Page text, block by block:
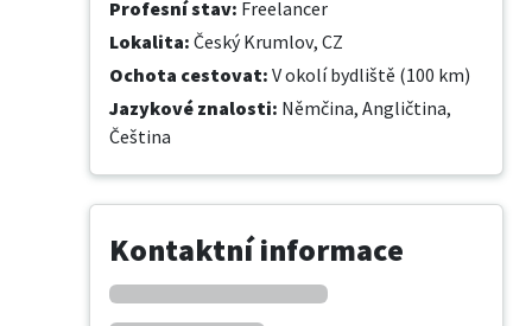
Profesní stav: Freelancer
Lokalita: Český Krumlov, CZ
Ochota cestovat: V okolí bydliště (100 km)
Jazykové znalosti: Němčina, Angličtina,
Čeština
Kontaktní informace